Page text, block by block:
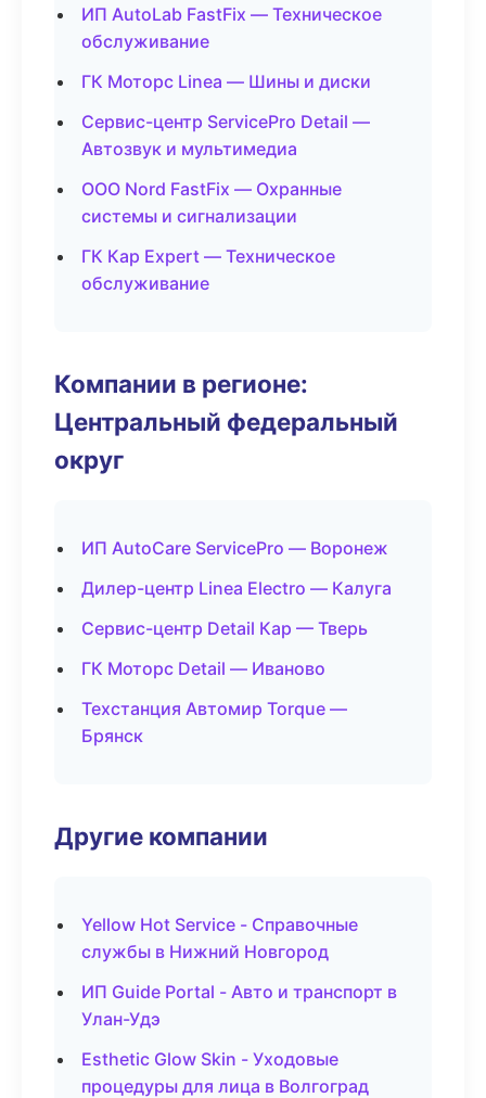
ИП AutoLab FastFix — Техническое
обслуживание
ГК Моторс Linea — Шины и диски
Сервис-центр ServicePro Detail —
Автозвук и мультимедиа
ООО Nord FastFix — Охранные
системы и сигнализации
ГК Кар Expert — Техническое
обслуживание
Компании в регионе:
Центральный федеральный
округ
ИП AutoCare ServicePro — Воронеж
Дилер-центр Linea Electro — Калуга
Сервис-центр Detail Кар — Тверь
ГК Моторс Detail — Иваново
Техстанция Автомир Torque —
Брянск
Другие компании
Yellow Hot Service - Справочные
службы в Нижний Новгород
ИП Guide Portal - Авто и транспорт в
Улан-Удэ
Esthetic Glow Skin - Уходовые
процедуры для лица в Волгоград